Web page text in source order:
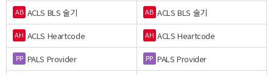
AB ACLS BLS 술기 AB ACLS BLS 술기
AH ACLS Heartcode AH ACLS Heartcode
PP PALS Provider PP PALS Provider